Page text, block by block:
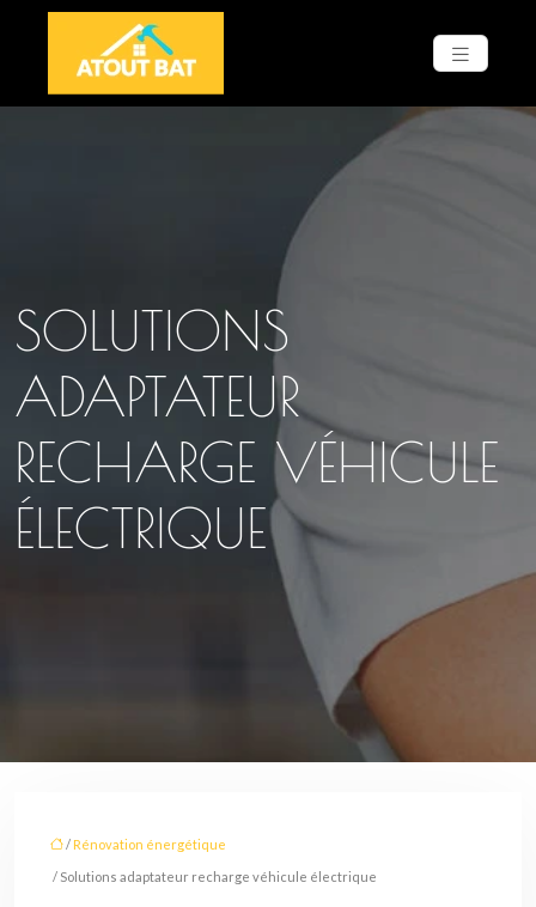
SOLUTIONS
ADAPTATEUR
RECHARGE VÉHICULE
ÉLECTRIQUE
/ Rénovation énergétique
/ Solutions adaptateur recharge véhicule électrique